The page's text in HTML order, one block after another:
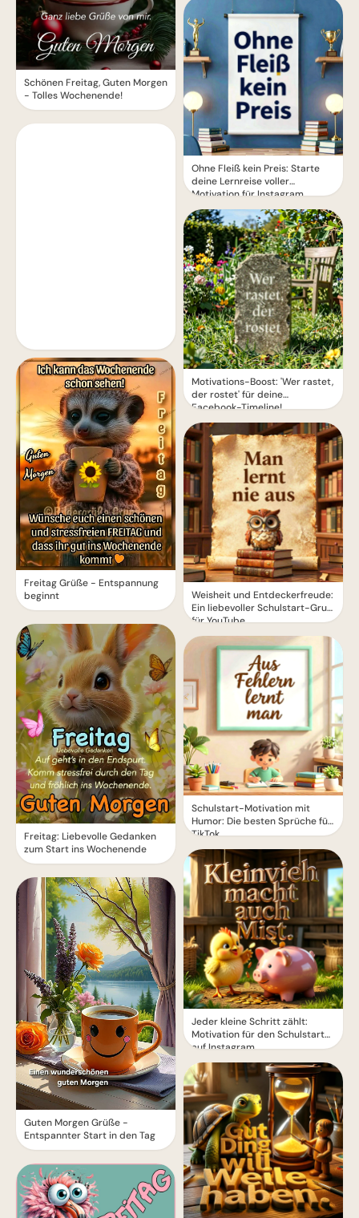
Schönen Freitag, Guten Morgen
- Tolles Wochenende!
Freitag Grüße - Entspannung
beginnt
Freitag: Liebevolle Gedanken
zum Start ins Wochenende
Guten Morgen Grüße -
Entspannter Start in den Tag
Ohne Fleiß kein Preis: Starte
deine Lernreise voller
Motivation für Instagram
Motivations-Boost: 'Wer rastet,
der rostet' für deine
Facebook-Timeline!
Weisheit und Entdeckerfreude:
Ein liebevoller Schulstart-Gruß
für YouTube
Schulstart-Motivation mit
Humor: Die besten Sprüche für
TikTok
Jeder kleine Schritt zählt:
Motivation für den Schulstart
auf Instagram.